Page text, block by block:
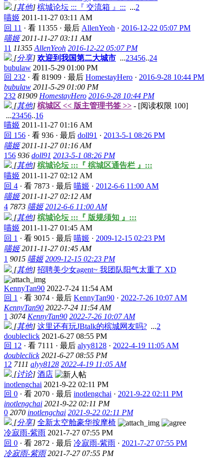
[其他] 槟城论坛 :::『 交流箱 』::: ...2
喵姬 2011-11-27 03:11 AM
回 11 · 看 11355 · 最后 AllenYeoh · 2016-12-22 05:07 PM
喵姬 2011-11-27 03:11 AM
11 11355 AllenYeoh 2016-12-22 05:07 PM
[分享] 欢迎到我国第二大城市 ...23456..24
bubulaw 2011-5-29 01:00 PM
回 232 · 看 81909 · 最后 HomestayHero · 2016-9-28 10:44 PM
bubulaw 2011-5-29 01:00 PM
232 81909 HomestayHero 2016-9-28 10:44 PM
[其他] 槟城区 << 版主管理书签 >> - [阅读权限 100]
...23456..16
喵姬 2011-11-27 01:16 AM
回 156 · 看 936 · 最后 doll91 · 2013-5-1 08:26 PM
喵姬 2011-11-27 01:16 AM
156 936 doll91 2013-5-1 08:26 PM
[其他] 槟城论坛 :::『 槟城区通告栏 』:::
喵姬 2011-11-27 02:12 AM
回 4 · 看 7873 · 最后 喵姬 · 2012-6-6 11:00 AM
喵姬 2011-11-27 02:12 AM
4 7873 喵姬 2012-6-6 11:00 AM
[其他] 槟城论坛 :::『 版规须知 』:::
喵姬 2011-11-27 01:45 AM
回 1 · 看 9015 · 最后 喵姬 · 2009-12-15 02:23 PM
喵姬 2011-11-27 01:45 AM
1 9015 喵姬 2009-12-15 02:23 PM
[其他] 招聘美少女agent~ 我团队阳气太重了 XD
KennyTan90 2022-7-24 11:54 AM
回 1 · 看 3074 · 最后 KennyTan90 · 2022-7-26 10:07 AM
KennyTan90 2022-7-24 11:54 AM
1 3074 KennyTan90 2022-7-26 10:07 AM
[其他] 这里还有玩JBtalk的槟城网友吗? ...2
doubleclick 2021-6-27 08:55 PM
回 12 · 看 7111 · 最后 alyy8128 · 2022-4-19 11:05 AM
doubleclick 2021-6-27 08:55 PM
12 7111 alyy8128 2022-4-19 11:05 AM
[讨论] 酒店
inotlengchai 2021-9-22 02:11 PM
回 0 · 看 2070 · 最后 inotlengchai · 2021-9-22 02:11 PM
inotlengchai 2021-9-22 02:11 PM
0 2070 inotlengchai 2021-9-22 02:11 PM
[分享] 全新太空舱豪华按摩椅
冷寂雨-紫雨 2021-7-27 07:55 PM
回 0 · 看 2872 · 最后 冷寂雨-紫雨 · 2021-7-27 07:55 PM
冷寂雨-紫雨 2021-7-27 07:55 PM